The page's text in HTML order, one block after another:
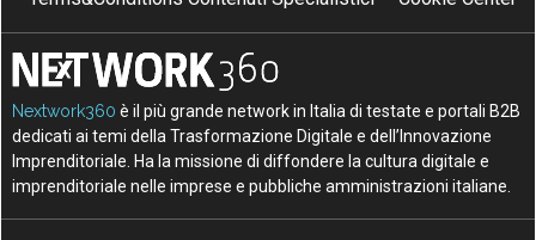
Nextwork360 è il più grande network in Italia di testate e portali B2B
dedicati ai temi della Trasformazione Digitale e dell’Innovazione
Imprenditoriale. Ha la missione di diffondere la cultura digitale e
imprenditoriale nelle imprese e pubbliche amministrazioni italiane.